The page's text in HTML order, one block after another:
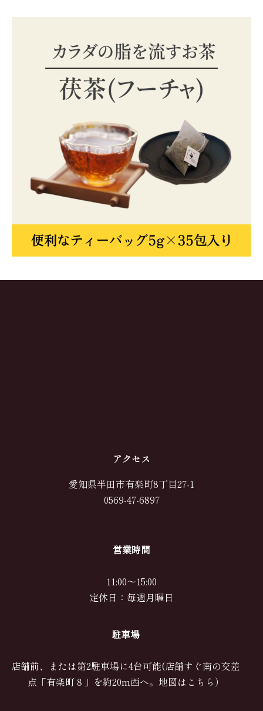
アクセス
愛知県半田市有楽町8丁目27-1
0569-47-6897
営業時間
11:00～15:00
定休日：毎週月曜日
駐車場
店舗前、または第2駐車場に4台可能(店舗すぐ南の交差
点「有楽町８」を約20m西へ。 地図はこちら ）